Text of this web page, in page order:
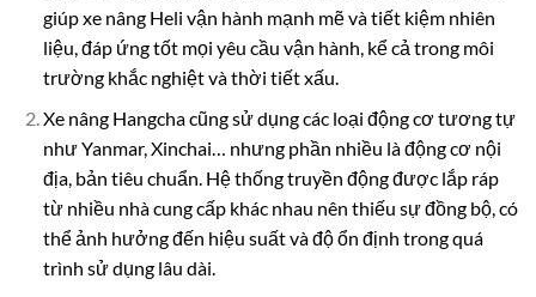
giúp xe nâng Heli vận hành mạnh mẽ và tiết kiệm nhiên
liệu, đáp ứng tốt mọi yêu cầu vận hành, kể cả trong môi
trường khắc nghiệt và thời tiết xấu.
Xe nâng Hangcha cũng sử dụng các loại động cơ tương tự
như Yanmar, Xinchai… nhưng phần nhiều là động cơ nội
địa, bản tiêu chuẩn. Hệ thống truyền động được lắp ráp
từ nhiều nhà cung cấp khác nhau nên thiếu sự đồng bộ, có
thể ảnh hưởng đến hiệu suất và độ ổn định trong quá
trình sử dụng lâu dài.